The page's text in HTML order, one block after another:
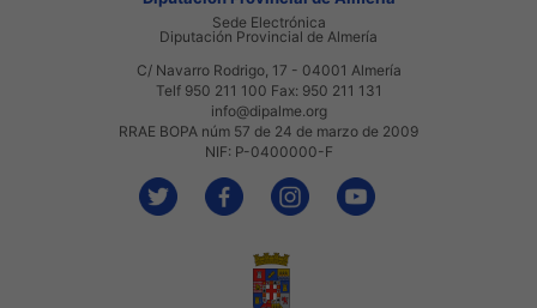
Sede Electrónica
Diputación Provincial de Almería
C/ Navarro Rodrigo, 17 - 04001 Almería
Telf 950 211 100 Fax: 950 211 131
info@dipalme.org
RRAE BOPA núm 57 de 24 de marzo de 2009
NIF: P-0400000-F